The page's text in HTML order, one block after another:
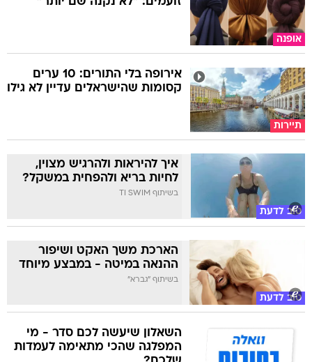
אופנה
תיירות
אירופה בלי התורים: 10 ערים
קסומות שהישראלים עדיין לא גילו
טוב לדעת
איך להיראות ולהרגיש מצוין,
לחיות בריא ולהפחית במשקל?
בשיתוף TI SWIM
טוב לדעת
הארכת משך האקט ושיפור
ההנאה במיטה - במבצע מיוחד
בשיתוף "גברא"
השאלון שיעשה לכם סדר - מי
המפלגה שהכי מתאימה לעמדות